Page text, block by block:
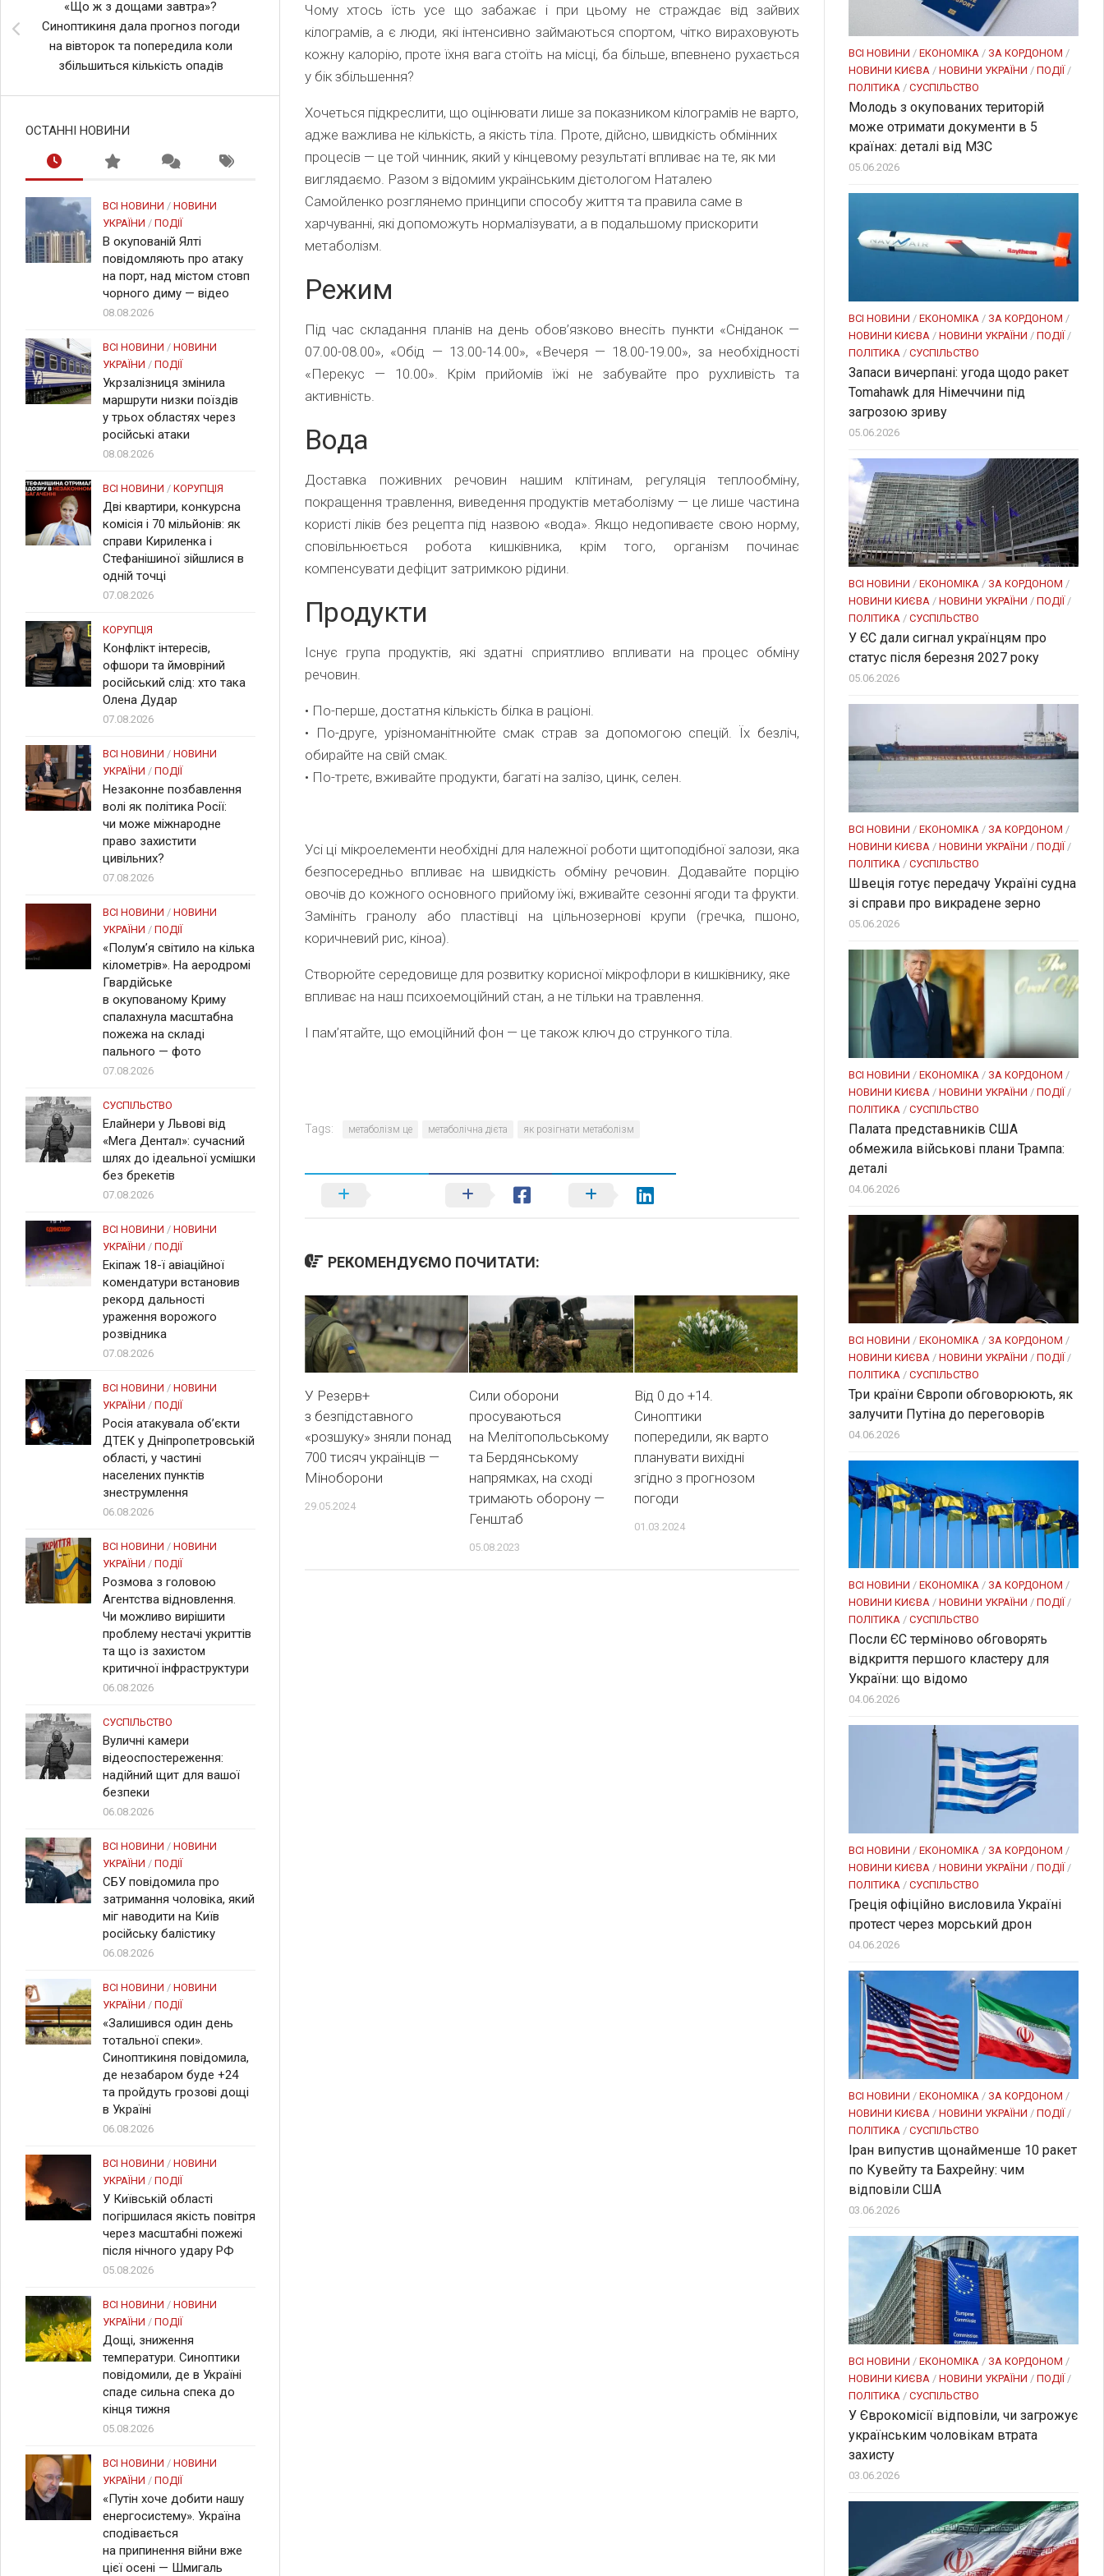
Чому хтось їсть усе що забажає і при цьому не страждає від зайвих
кілограмів, а є люди, які інтенсивно займаються спортом, чітко вираховують
кожну калорію, проте їхня вага стоїть на місці, ба більше, впевнено рухається
у бік збільшення?
Хочеться підкреслити, що оцінювати лише за показником кілограмів не варто,
адже важлива не кількість, а якість тіла. Проте, дійсно, швидкість обмінних
процесів — це той чинник, який у кінцевому результаті впливає на те, як ми
виглядаємо. Разом з відомим українським дієтологом Наталею
Самойленко розглянемо принципи способу життя та правила саме в
харчуванні, які допоможуть нормалізувати, а в подальшому прискорити
метаболізм.
Режим
Під час складання планів на день обов’язково внесіть пункти «Сніданок —
07.00-08.00», «Обід — 13.00-14.00», «Вечеря — 18.00-19.00», за необхідності
«Перекус — 10.00». Крім прийомів їжі не забувайте про рухливість та
активність.
Вода
Доставка поживних речовин нашим клітинам, регуляція теплообміну,
покращення травлення, виведення продуктів метаболізму — це лише частина
користі ліків без рецепта під назвою «вода». Якщо недопиваєте свою норму,
сповільнюється робота кишківника, крім того, організм починає
компенсувати дефіцит затримкою рідини.
Продукти
Існує група продуктів, які здатні сприятливо впливати на процес обміну
речовин.
• По-перше, достатня кількість білка в раціоні.
• По-друге, урізноманітнюйте смак страв за допомогою спецій. Їх безліч,
обирайте на свій смак.
• По-третє, вживайте продукти, багаті на залізо, цинк, селен.
Усі ці мікроелементи необхідні для належної роботи щитоподібної залози, яка
безпосередньо впливає на швидкість обміну речовин. Додавайте порцію
овочів до кожного основного прийому їжі, вживайте сезонні ягоди та фрукти.
Замініть гранолу або пластівці на цільнозернові крупи (гречка, пшоно,
коричневий рис, кіноа).
Створюйте середовище для розвитку корисної мікрофлори в кишківнику, яке
впливає на наш психоемоційний стан, а не тільки на травлення.
І пам’ятайте, що емоційний фон — це також ключ до стрункого тіла.
Tags: метаболізм це метаболічна дієта як розігнати метаболізм
РЕКОМЕНДУЄМО ПОЧИТАТИ:
У Резерв+
з безпідставного
«розшуку» зняли понад
700 тисяч українців —
Міноборони
29.05.2024
Сили оборони
просуваються
на Мелітопольському
та Бердянському
напрямках, на сході
тримають оборону —
Генштаб
05.08.2023
Від 0 до +14.
Синоптики
попередили, як варто
планувати вихідні
згідно з прогнозом
погоди
01.03.2024
«Що ж з дощами завтра»?
Синоптикиня дала прогноз погоди
на вівторок та попередила коли
збільшиться кількість опадів
ОСТАННІ НОВИНИ
ВСІ НОВИНИ / НОВИНИ
УКРАЇНИ / ПОДІЇ
В окупованій Ялті
повідомляють про атаку
на порт, над містом стовп
чорного диму — відео
08.08.2026
ВСІ НОВИНИ / НОВИНИ
УКРАЇНИ / ПОДІЇ
Укрзалізниця змінила
маршрути низки поїздів
у трьох областях через
російські атаки
08.08.2026
ВСІ НОВИНИ / КОРУПЦІЯ
Дві квартири, конкурсна
комісія і 70 мільйонів: як
справи Кириленка і
Стефанішиної зійшлися в
одній точці
07.08.2026
КОРУПЦІЯ
Конфлікт інтересів,
офшори та ймовріний
російський слід: хто така
Олена Дудар
07.08.2026
ВСІ НОВИНИ / НОВИНИ
УКРАЇНИ / ПОДІЇ
Незаконне позбавлення
волі як політика Росії:
чи може міжнародне
право захистити
цивільних?
07.08.2026
ВСІ НОВИНИ / НОВИНИ
УКРАЇНИ / ПОДІЇ
«Полум’я світило на кілька
кілометрів». На аеродромі
Гвардійське
в окупованому Криму
спалахнула масштабна
пожежа на складі
пального — фото
07.08.2026
СУСПІЛЬСТВО
Елайнери у Львові від
«Мега Дентал»: сучасний
шлях до ідеальної усмішки
без брекетів
07.08.2026
ВСІ НОВИНИ / НОВИНИ
УКРАЇНИ / ПОДІЇ
Екіпаж 18-ї авіаційної
комендатури встановив
рекорд дальності
ураження ворожого
розвідника
07.08.2026
ВСІ НОВИНИ / НОВИНИ
УКРАЇНИ / ПОДІЇ
Росія атакувала об’єкти
ДТЕК у Дніпропетровській
області, у частині
населених пунктів
знеструмлення
06.08.2026
ВСІ НОВИНИ / НОВИНИ
УКРАЇНИ / ПОДІЇ
Розмова з головою
Агентства відновлення.
Чи можливо вирішити
проблему нестачі укриттів
та що із захистом
критичної інфраструктури
06.08.2026
СУСПІЛЬСТВО
Вуличні камери
відеоспостереження:
надійний щит для вашої
безпеки
06.08.2026
ВСІ НОВИНИ / НОВИНИ
УКРАЇНИ / ПОДІЇ
СБУ повідомила про
затримання чоловіка, який
міг наводити на Київ
російську балістику
06.08.2026
ВСІ НОВИНИ / НОВИНИ
УКРАЇНИ / ПОДІЇ
«Залишився один день
тотальної спеки».
Синоптикиня повідомила,
де незабаром буде +24
та пройдуть грозові дощі
в Україні
06.08.2026
ВСІ НОВИНИ / НОВИНИ
УКРАЇНИ / ПОДІЇ
У Київській області
погіршилася якість повітря
через масштабні пожежі
після нічного удару РФ
05.08.2026
ВСІ НОВИНИ / НОВИНИ
УКРАЇНИ / ПОДІЇ
Дощі, зниження
температури. Синоптики
повідомили, де в Україні
спаде сильна спека до
кінця тижня
05.08.2026
ВСІ НОВИНИ / НОВИНИ
УКРАЇНИ / ПОДІЇ
«Путін хоче добити нашу
енергосистему». Україна
сподівається
на припинення війни вже
цієї осені — Шмигаль
ВСІ НОВИНИ / ЕКОНОМІКА / ЗА КОРДОНОМ /
НОВИНИ КИЄВА / НОВИНИ УКРАЇНИ / ПОДІЇ /
ПОЛІТИКА / СУСПІЛЬСТВО
Молодь з окупованих територій
може отримати документи в 5
країнах: деталі від МЗС
05.06.2026
ВСІ НОВИНИ / ЕКОНОМІКА / ЗА КОРДОНОМ /
НОВИНИ КИЄВА / НОВИНИ УКРАЇНИ / ПОДІЇ /
ПОЛІТИКА / СУСПІЛЬСТВО
Запаси вичерпані: угода щодо ракет
Tomahawk для Німеччини під
загрозою зриву
05.06.2026
ВСІ НОВИНИ / ЕКОНОМІКА / ЗА КОРДОНОМ /
НОВИНИ КИЄВА / НОВИНИ УКРАЇНИ / ПОДІЇ /
ПОЛІТИКА / СУСПІЛЬСТВО
У ЄС дали сигнал українцям про
статус після березня 2027 року
05.06.2026
ВСІ НОВИНИ / ЕКОНОМІКА / ЗА КОРДОНОМ /
НОВИНИ КИЄВА / НОВИНИ УКРАЇНИ / ПОДІЇ/
ПОЛІТИКА / СУСПІЛЬСТВО
Швеція готує передачу Україні судна
зі справи про викрадене зерно
05.06.2026
ВСІ НОВИНИ / ЕКОНОМІКА / ЗА КОРДОНОМ /
НОВИНИ КИЄВА / НОВИНИ УКРАЇНИ / ПОДІЇ/
ПОЛІТИКА / СУСПІЛЬСТВО
Палата представників США
обмежила військові плани Трампа:
деталі
04.06.2026
ВСІ НОВИНИ / ЕКОНОМІКА / ЗА КОРДОНОМ /
НОВИНИ КИЄВА / НОВИНИ УКРАЇНИ / ПОДІЇ/
ПОЛІТИКА / СУСПІЛЬСТВО
Три країни Європи обговорюють, як
залучити Путіна до переговорів
04.06.2026
ВСІ НОВИНИ / ЕКОНОМІКА / ЗА КОРДОНОМ /
НОВИНИ КИЄВА / НОВИНИ УКРАЇНИ / ПОДІЇ /
ПОЛІТИКА / СУСПІЛЬСТВО
Посли ЄC терміново обговорять
відкриття першого кластеру для
України: що відомо
04.06.2026
ВСІ НОВИНИ / ЕКОНОМІКА / ЗА КОРДОНОМ /
НОВИНИ КИЄВА / НОВИНИ УКРАЇНИ / ПОДІЇ /
ПОЛІТИКА / СУСПІЛЬСТВО
Греція офіційно висловила Україні
протест через морський дрон
04.06.2026
ВСІ НОВИНИ / ЕКОНОМІКА / ЗА КОРДОНОМ /
НОВИНИ КИЄВА / НОВИНИ УКРАЇНИ / ПОДІЇ /
ПОЛІТИКА / СУСПІЛЬСТВО
Іран випустив щонайменше 10 ракет
по Кувейту та Бахрейну: чим
відповіли США
03.06.2026
ВСІ НОВИНИ / ЕКОНОМІКА / ЗА КОРДОНОМ /
НОВИНИ КИЄВА / НОВИНИ УКРАЇНИ / ПОДІЇ /
ПОЛІТИКА / СУСПІЛЬСТВО
У Єврокомісії відповіли, чи загрожує
українським чоловікам втрата
захисту
03.06.2026